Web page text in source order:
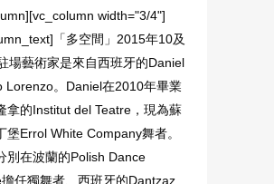
width="3/4"]
「多空間」2015年10及
場藝術家是來自西班牙的Daniel
Lorenzo。Daniel在2010年畢業
拿的Institut del Teatre，現為蘇
堡Errol White Company舞者。
別在波蘭的Polish Dance
任獨舞者、西班牙的Dantzaz